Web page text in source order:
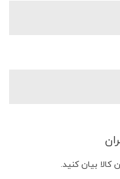
کالا بیان کنید.